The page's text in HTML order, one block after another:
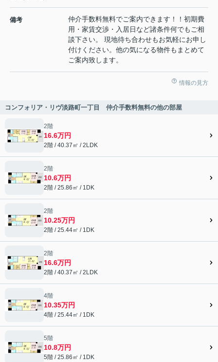
備考
仲介手数料無料でご案内できます！！初期費
用・家賃交渉・入居日など諸条件何でもご相
談下さい。 現地待ち合わせもお気軽にお申し
付けください。他の気になる物件もまとめて
ご案内致します。
情報の見方
コンフォリア・リヴ淡路町一丁目 仲介手数料無料の他の部屋
2階
16.6万円
2階 / 40.37㎡ / 2LDK
2階
10.6万円
2階 / 25.86㎡ / 1DK
2階
10.25万円
2階 / 25.44㎡ / 1DK
2階
16.6万円
2階 / 40.37㎡ / 2LDK
4階
10.35万円
4階 / 25.44㎡ / 1DK
5階
10.8万円
5階 / 25.86㎡ / 1DK